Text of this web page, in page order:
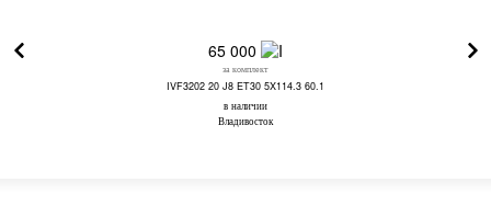
65 000
за комплект
IVF3202 20 J8 ET30 5X114.3 60.1
в наличии
Владивосток